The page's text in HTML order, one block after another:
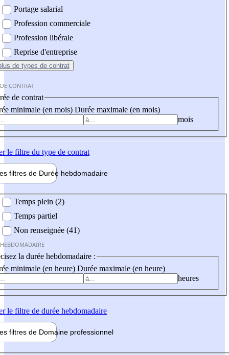
Portage salarial
Profession commerciale
Profession libérale
Reprise d'entreprise
de types de contrat
CONTRAT
de contrat
minimale (en mois) Durée maximale (en mois)
mois
le filtre du type de contrat
filtres de Durée hebdomadaire
Temps plein (2)
Temps partiel
Non renseignée (41)
la durée hebdomadaire :
minimale (en heure) Durée maximale (en heure)
heures
le filtre de durée hebdomadaire
filtres de Domaine professionnel